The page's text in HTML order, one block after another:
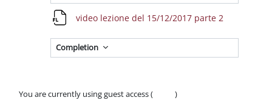
video lezione del 15/12/2017 parte 2
Completion
You are currently using guest access (
)